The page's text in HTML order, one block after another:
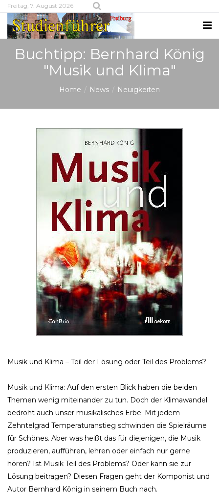
Freitag, 7. August 2026
Buchtipp: Bernhard König
"Musik und Klima"
Home News Neuigkeiten
Musik und Klima – Teil der Lösung oder Teil des Problems?
Musik und Klima: Auf den ersten Blick haben die beiden
Themen wenig miteinander zu tun. Doch der Klimawandel
bedroht auch unser musikalisches Erbe: Mit jedem
Zehntelgrad Temperaturanstieg schwinden die Spielräume
für Schönes. Aber was heißt das für diejenigen, die Musik
produzieren, aufführen, lehren oder einfach nur gerne
hören? Ist Musik Teil des Problems? Oder kann sie zur
Lösung beitragen? Diesen Fragen geht der Komponist und
Autor Bernhard König in seinem Buch nach.